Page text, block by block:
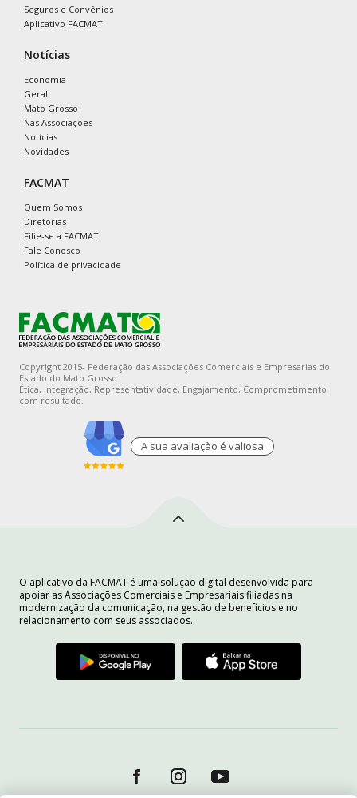
Seguros e Convênios
Aplicativo FACMAT
Notícias
Economia
Geral
Mato Grosso
Nas Associações
Notícias
Novidades
FACMAT
Quem Somos
Diretorias
Filie-se a FACMAT
Fale Conosco
Política de privacidade
Copyright 2015- Federação das Associações Comerciais e Empresarias do
Estado do Mato Grosso
Ética, Integração, Representatividade, Engajamento, Comprometimento
com resultado.
A sua avaliaçào é valiosa
O aplicativo da FACMAT é uma solução digital desenvolvida para
apoiar as Associações Comerciais e Empresariais filiadas na
modernização da comunicação, na gestão de benefícios e no
relacionamento com seus associados.